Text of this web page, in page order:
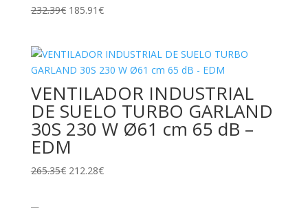
232.39€ El
era:
232.39€.
185.91€El
es:
185.91€.
VENTILADOR INDUSTRIAL
DE SUELO TURBO GARLAND
30S 230 W Ø61 cm 65 dB –
EDM
265.35€ El
212.28€El